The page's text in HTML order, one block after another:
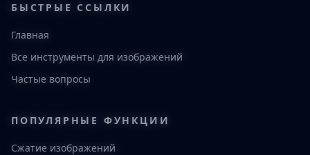
БЫСТРЫЕ ССЫЛКИ
Главная
Все инструменты для изображений
Частые вопросы
ПОПУЛЯРНЫЕ ФУНКЦИИ
Сжатие изображений